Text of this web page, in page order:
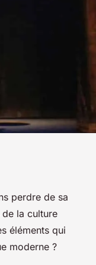
perdre de sa
la culture
éléments qui
moderne ?